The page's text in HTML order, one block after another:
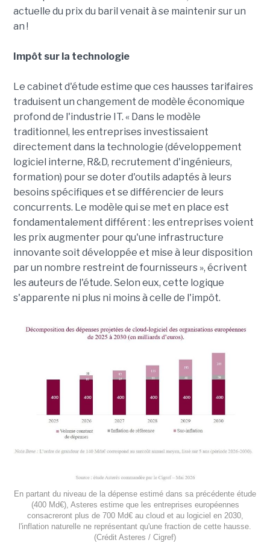
actuelle du prix du baril venait à se maintenir sur un
an !
Impôt sur la technologie
Le cabinet d'étude estime que ces hausses tarifaires
traduisent un changement de modèle économique
profond de l'industrie IT. « Dans le modèle
traditionnel, les entreprises investissaient
directement dans la technologie (développement
logiciel interne, R&D, recrutement d'ingénieurs,
formation) pour se doter d'outils adaptés à leurs
besoins spécifiques et se différencier de leurs
concurrents. Le modèle qui se met en place est
fondamentalement différent : les entreprises voient
les prix augmenter pour qu'une infrastructure
innovante soit développée et mise à leur disposition
par un nombre restreint de fournisseurs », écrivent
les auteurs de l'étude. Selon eux, cette logique
s'apparente ni plus ni moins à celle de l'impôt.
En partant du niveau de la dépense estimé dans sa précédente étude
(400 Md€), Asteres estime que les entreprises européennes
consacreront plus de 700 Md€ au cloud et au logiciel en 2030,
l'inflation naturelle ne représentant qu'une fraction de cette hausse.
(Crédit Asteres / Cigref)